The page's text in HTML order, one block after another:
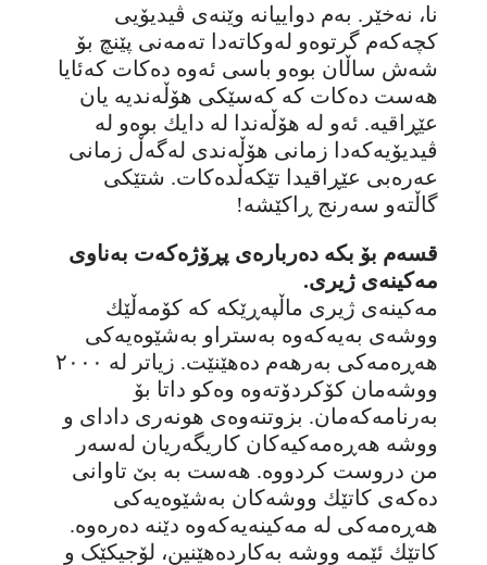
نا، نەخێر. بەم دواییانە وێنەی ڤیدیۆیی
کچەکەم گرتوەو لەوکاتەدا تەمەنی پێنچ بۆ
شەش ساڵان بوەو باسی ئەوە دەکات کەئایا
هەست دەکات کە کەسێکی هۆڵەندیە یان
عێڕاقیە. ئەو لە هۆڵەندا لە دایك بوەو لە
ڤیدیۆیەکەدا زمانی هۆڵەندی لەگەڵ زمانی
عەرەبی عێڕاقیدا تێکەڵدەکات. شتێکی
گاڵتەو سەرنج ڕاکێشە!
قسەم بۆ بکە دەربارەی پڕۆژەکەت بەناوی
مەکینەی ژیری.
مەکینەی ژیری ماڵپەڕێکە کە کۆمەڵێك
ووشەی بەیەکەوە بەستراو بەشێوەیەکی
هەڕەمەکی بەرهەم دەهێنێت. زیاتر لە ٢٠٠٠
ووشەمان کۆکردۆتەوە وەکو داتا بۆ
بەرنامەکەمان. بزوتنەوەی هونەری دادای و
ووشە هەڕەمەکیەکان کاریگەریان لەسەر
من دروست کردووە. هەست بە بێ تاوانی
دەکەی کاتێك ووشەکان بەشێوەیەکی
هەڕەمەکی لە مەکینەیەکەوە دێنە دەرەوە.
کاتێك ئێمە ووشە بەکاردەهێنین، لۆجیکێک و